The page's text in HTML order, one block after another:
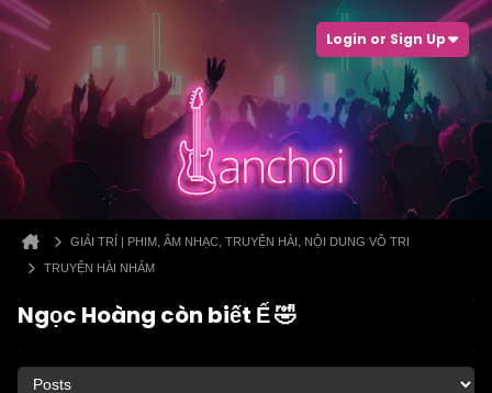
Login or Sign Up
GIẢI TRÍ | PHIM, ÂM NHẠC, TRUYỆN HÀI, NỘI DUNG VÔ TRI
TRUYỆN HÀI NHẢM
Ngọc Hoàng còn biết Ế 🤣